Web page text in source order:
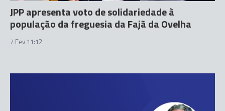
JPP apresenta voto de solidariedade à
população da freguesia da Fajã da Ovelha
7 Fev 11:12